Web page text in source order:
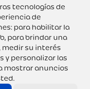
tecnologías de
de
para habilitar la
, para brindar una
medir su interés
y personalizar las
mostrar anuncios
.
- Nit 890.107.487 -
46-192 local 3-01
Correo:
S.A. Derechos